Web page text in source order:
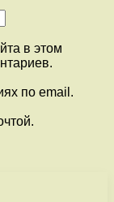
в этом
по email.